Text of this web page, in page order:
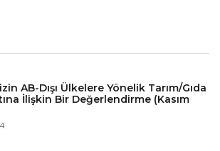
AB-Dışı Ülkelere Yönelik Tarım/Gıda
İlişkin Bir Değerlendirme (Kasım